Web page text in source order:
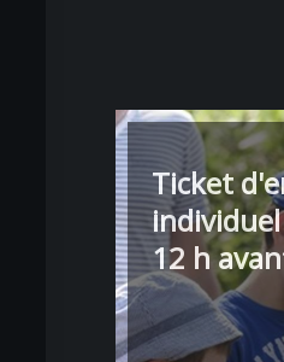
Ticket
12 h